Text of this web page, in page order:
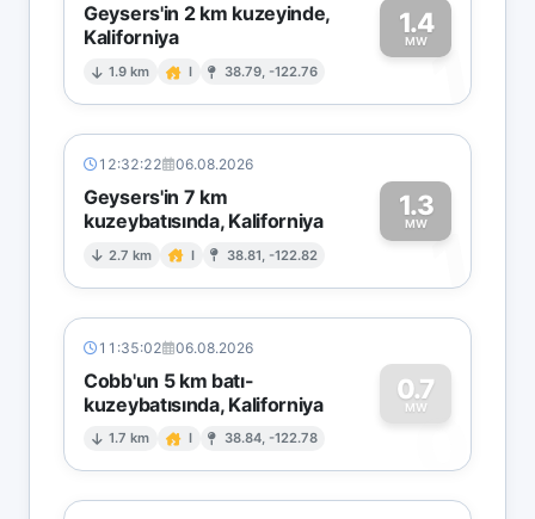
Geysers'in 2 km kuzeyinde,
Kaliforniya
1.9 km I 38.79, -122.76
1.4
MW1
12:32:22 06.08.2026
Geysers'in 7 km
kuzeybatısında, Kaliforniya
2.7 km I 38.81, -122.82
1.3
MW1
11:35:02 06.08.2026
Cobb'un 5 km batı-
kuzeybatısında, Kaliforniya
1.7 km I 38.84, -122.78
0.7
MW
0